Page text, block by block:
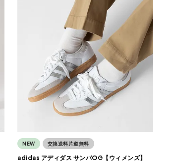
NEW 交換送料片道無料
adidas アディダス サンバOG【ウィメンズ】